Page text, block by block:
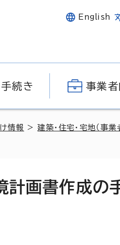
English
手続き 事業
情報 >建築・住宅・宅地（事業
画書作成の